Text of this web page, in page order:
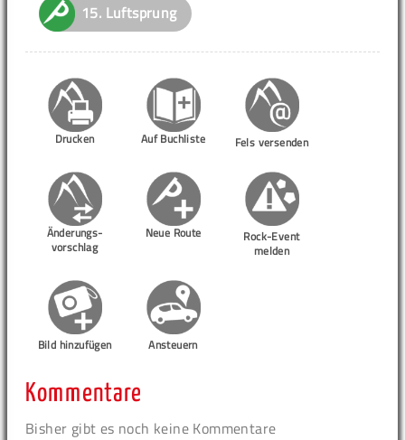
15. Luftsprung
Drucken Auf Buchliste Fels versenden
Änderungs-
vorschlag
Neue Route
Rock-Event
melden
Bild hinzufügen Ansteuern
Kommentare
Bisher gibt es noch keine Kommentare